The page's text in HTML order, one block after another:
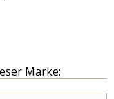
Marke: